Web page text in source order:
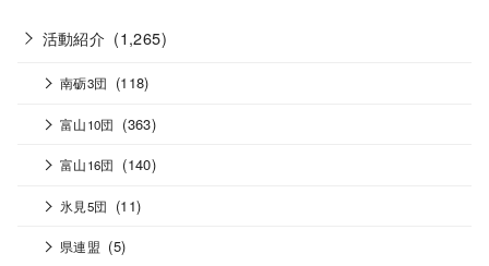
活動紹介 (1,265)
南砺3団 (118)
富山10団 (363)
富山16団 (140)
氷見5団 (11)
県連盟 (5)